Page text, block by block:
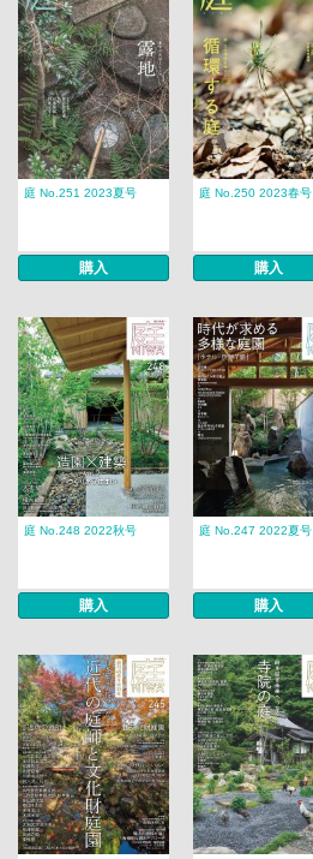
庭 No.251 2023夏号
購入
庭 No.250 2023春号
購入
庭 No.248 2022秋号
購入
庭 No.247 2022夏号
購入